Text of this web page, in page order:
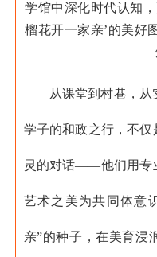
学馆中深化时代认知
榴花开一家亲’的美好
从课堂到村巷，
学子的和政之行，不
灵的对话——他们用专
艺术之美为共同体意
亲”的种子，在美育浸